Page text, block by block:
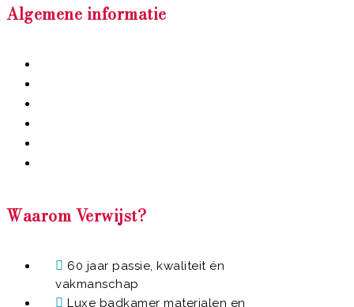
Algemene informatie
Waarom Verwijst?
60 jaar passie, kwaliteit én
vakmanschap
Luxe badkamer materialen en